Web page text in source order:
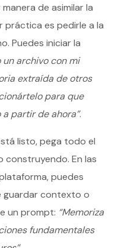
de asimilar la
práctica es pedirle a la
Puedes iniciar la
un archivo con mi
extraída de otros
para que
partir de ahora”.
listo, pega todo el
En las
puedes
guardar contexto o
un prompt: “Memoriza
fundamentales